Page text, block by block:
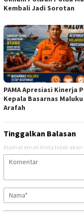
Kembali Jadi Sorotan
PAMA Apresiasi Kinerja
Kepala Basarnas Maluku
Arafah
Tinggalkan Balasan
Alamat email Anda tidak akan